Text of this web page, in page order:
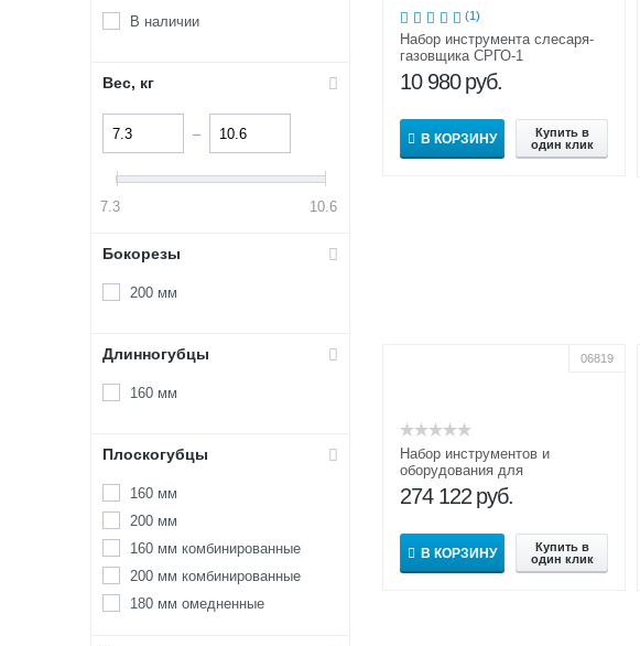
В наличии
Вес, кг
–
7.3 10.6
Бокорезы
200 мм
Длинногубцы
160 мм
Плоскогубцы
160 мм
200 мм
160 мм комбинированные
200 мм комбинированные
180 мм омедненные
(1)
Набор инструмента слесаря-
газовщика СРГО-1
10 980 руб.
В КОРЗИНУ
Купить в
один клик
06819
Набор инструментов и
оборудования для
строительства и монтажа
газопроводов ПИО СМГ
274 122 руб.
В КОРЗИНУ
Купить в
один клик